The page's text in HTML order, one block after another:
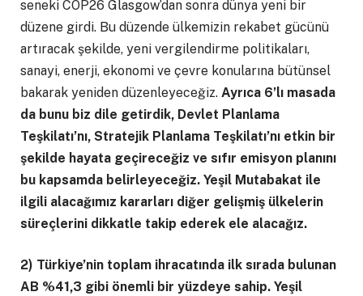
seneki COP26 Glasgow’dan sonra dünya yeni bir
düzene girdi. Bu düzende ülkemizin rekabet gücünü
artıracak şekilde, yeni vergilendirme politikaları,
sanayi, enerji, ekonomi ve çevre konularına bütünsel
bakarak yeniden düzenleyeceğiz. Ayrıca 6’lı masada
da bunu biz dile getirdik, Devlet Planlama
Teşkilatı’nı, Stratejik Planlama Teşkilatı’nı etkin bir
şekilde hayata geçireceğiz ve sıfır emisyon planını
bu kapsamda belirleyeceğiz. Yeşil Mutabakat ile
ilgili alacağımız kararları diğer gelişmiş ülkelerin
süreçlerini dikkatle takip ederek ele alacağız.
2) Türkiye’nin toplam ihracatında ilk sırada bulunan
AB %41,3 gibi önemli bir yüzdeye sahip. Yeşil